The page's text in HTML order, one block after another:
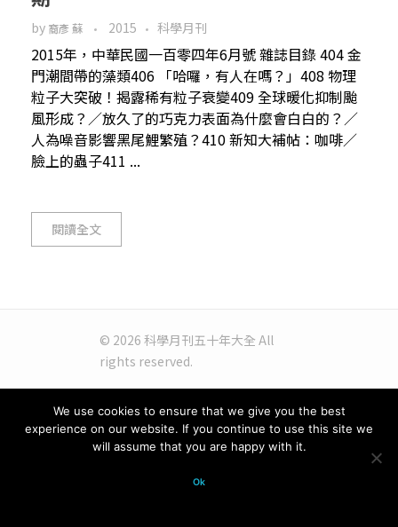
by 裔彥 蘇 2015 科學月刊
2015年，中華民國一百零四年6月號 雜誌目錄 404 金
門潮間帶的藻類406 「哈囉，有人在嗎？」408 物理
粒子大突破！揭露稀有粒子衰變409 全球暖化抑制颱
風形成？／放久了的巧克力表面為什麼會白白的？／
人為噪音影響黑尾鯉繁殖？410 新知大補帖：咖啡／
臉上的蟲子411 ...
閱讀全文
© 2026 科學月刊五十年大全 All
rights reserved.
We use cookies to ensure that we give you the best
experience on our website. If you continue to use this site we
will assume that you are happy with it.
Ok